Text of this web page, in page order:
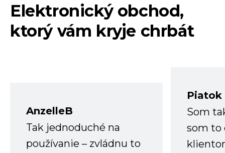
Elektronický obchod,
ktorý vám kryje chrbát
AnzelleB
Tak jednoduché na
používanie – zvládnu to
Piatok
Som
som to